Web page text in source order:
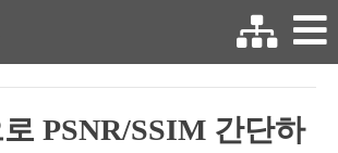
PSNR/SSIM 간단하